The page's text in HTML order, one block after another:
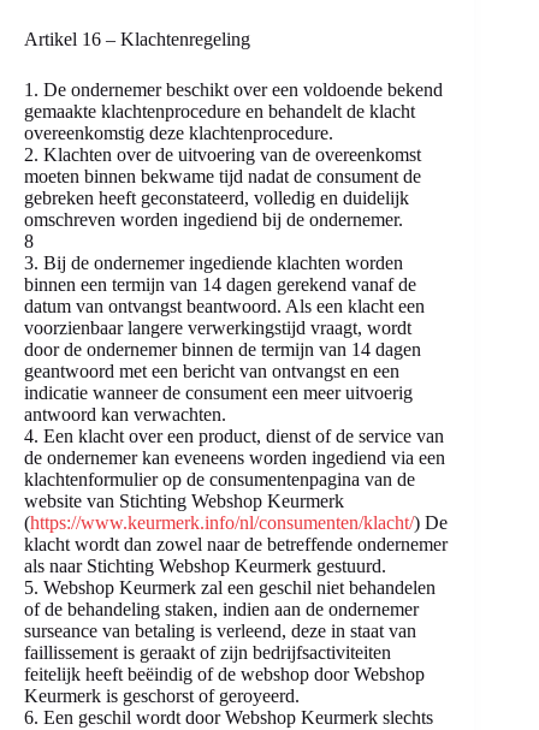
Artikel 16 – Klachtenregeling
1. De ondernemer beschikt over een voldoende bekend
gemaakte klachtenprocedure en behandelt de klacht
overeenkomstig deze klachtenprocedure.
2. Klachten over de uitvoering van de overeenkomst
moeten binnen bekwame tijd nadat de consument de
gebreken heeft geconstateerd, volledig en duidelijk
omschreven worden ingediend bij de ondernemer.
8
3. Bij de ondernemer ingediende klachten worden
binnen een termijn van 14 dagen gerekend vanaf de
datum van ontvangst beantwoord. Als een klacht een
voorzienbaar langere verwerkingstijd vraagt, wordt
door de ondernemer binnen de termijn van 14 dagen
geantwoord met een bericht van ontvangst en een
indicatie wanneer de consument een meer uitvoerig
antwoord kan verwachten.
4. Een klacht over een product, dienst of de service van
de ondernemer kan eveneens worden ingediend via een
klachtenformulier op de consumentenpagina van de
website van Stichting Webshop Keurmerk
(https://www.keurmerk.info/nl/consumenten/klacht/) De
klacht wordt dan zowel naar de betreffende ondernemer
als naar Stichting Webshop Keurmerk gestuurd.
5. Webshop Keurmerk zal een geschil niet behandelen
of de behandeling staken, indien aan de ondernemer
surseance van betaling is verleend, deze in staat van
faillissement is geraakt of zijn bedrijfsactiviteiten
feitelijk heeft beëindig of de webshop door Webshop
Keurmerk is geschorst of geroyeerd.
6. Een geschil wordt door Webshop Keurmerk slechts